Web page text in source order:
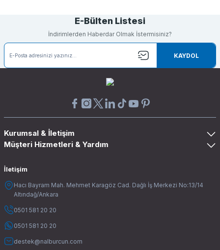
E-Bülten Listesi
İndirimlerden Haberdar Olmak İstermisiniz?
KAYDOL
Kurumsal & İletişim
Müşteri Hizmetleri & Yardım
İletişim
Hacı Bayram Mah. Mehmet Karagöz Cad. Dağlı İş Merkezi No:13/14
Altındağ/Ankara
0501 581 20 20
0501 581 20 20
destek@nalburcun.com